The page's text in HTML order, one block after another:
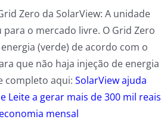
Zero da SolarView: A unidade
o mercado livre. O Grid Zero
(verde) de acordo com o
que não haja injeção de energia
completo aqui: SolarViewajuda
Leite a gerar mais de 300 mil reais
mensal